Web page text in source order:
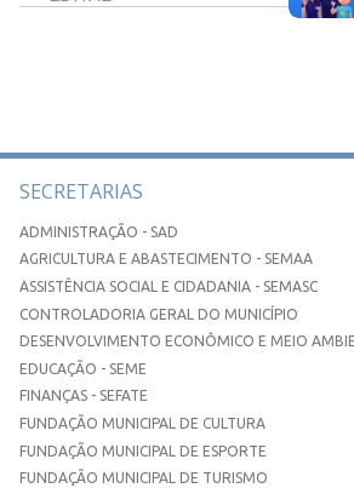
SECRETARIAS
ADMINISTRAÇÃO - SAD
AGRICULTURA E ABASTECIMENTO - SEMAA
ASSISTÊNCIA SOCIAL E CIDADANIA - SEMASC
CONTROLADORIA GERAL DO MUNICÍPIO
DESENVOLVIMENTO ECONÔMICO E MEIO
EDUCAÇÃO - SEME
FINANÇAS - SEFATE
FUNDAÇÃO MUNICIPAL DE CULTURA
FUNDAÇÃO MUNICIPAL DE ESPORTE
FUNDAÇÃO MUNICIPAL DE TURISMO